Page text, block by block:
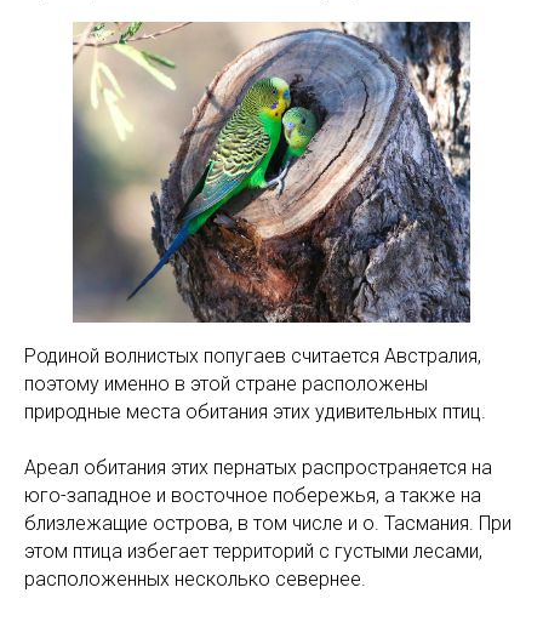
Родиной волнистых попугаев считается Австралия,
поэтому именно в этой стране расположены
природные места обитания этих удивительных птиц.
Ареал обитания этих пернатых распространяется на
юго-западное и восточное побережья, а также на
близлежащие острова, в том числе и о. Тасмания. При
этом птица избегает территорий с густыми лесами,
расположенных несколько севернее.